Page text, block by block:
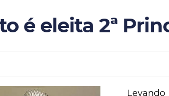
é eleita 2ª